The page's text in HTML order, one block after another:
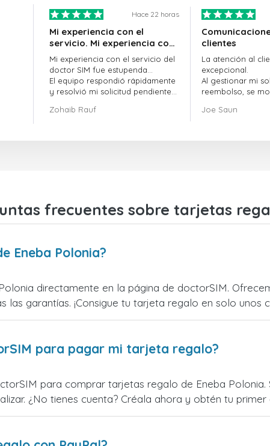
Hace 22 horas
Mi experiencia con el
servicio. Mi experiencia con
el servicio de doctorSIM fue
estupenda.
Mi experiencia con el servicio del
doctor SIM fue estupenda...
El equipo respondió rápidamente
y resolvió mi solicitud pendiente
En general, fue una gran decisión
Zohaib Rauf
clientes
La atención al
excepcional.
Al gestionar mi
reembolso, se
gestión del
Joe Saun
frecuentes sobre tarjetas
Eneba Polonia?
directamente en la página de doctorSIM.
garantías. ¡Consigue tu tarjeta regalo en solo unos
para pagar mi tarjeta regalo?
para comprar tarjetas regalo de Eneba
¿No tienes cuenta? Créala ahora y obtén tu primer